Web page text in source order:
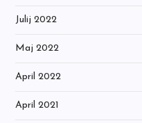
Julij 2022
Maj 2022
April 2022
April 2021